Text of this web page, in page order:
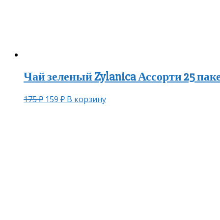
Чай зеленый Zylanica Ассорти 25
175₽ 159 ₽ В корзину